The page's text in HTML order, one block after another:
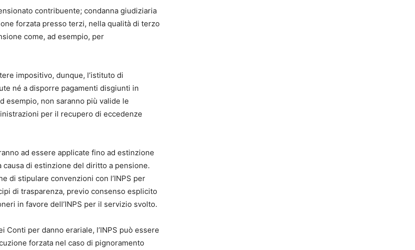
contribuente; condanna giudiziaria
forzata presso terzi, nella qualità di terzo
come, ad esempio, per
impositivo, dunque, l’istituto di
né a disporre pagamenti disgiunti in
esempio, non saranno più valide le
per il recupero di eccedenze
ad essere applicate fino ad estinzione
di estinzione del diritto a pensione.
di stipulare convenzioni con l’INPS per
di trasparenza, previo consenso esplicito
in favore dell’INPS per il servizio svolto.
per danno erariale, l’INPS può essere
forzata nel caso di pignoramento